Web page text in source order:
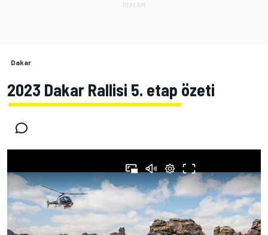
Dakar
2023 Dakar Rallisi 5. etap özeti